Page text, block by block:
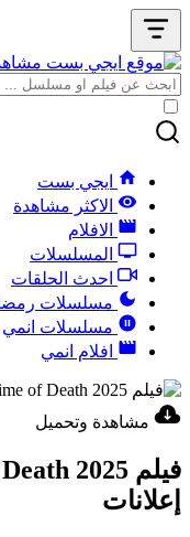
ايجي بست
الاكثر مشاهدة
الافلام
المسلسلات
احدث الحلقات
مسلسلات
مسلسلات انمي
افلام انمي
مشاهدة وتحميل
إعلانات